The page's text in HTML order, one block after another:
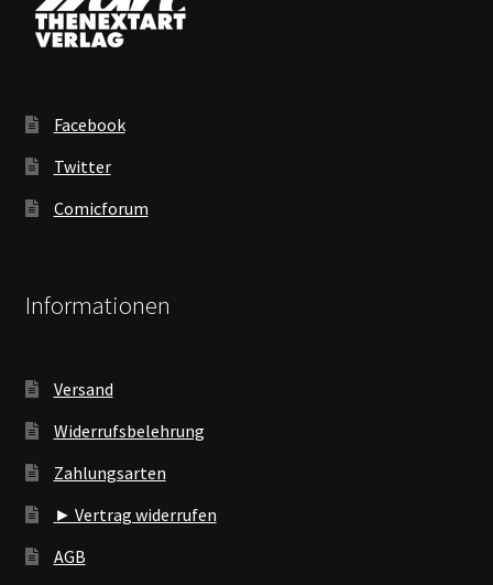
Facebook
Twitter
Comicforum
Informationen
Versand
Widerrufsbelehrung
Zahlungsarten
► Vertrag widerrufen
AGB